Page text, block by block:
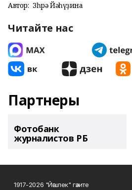
Автор: Зөһрә Йәһүҙина
Читайте нас
Партнеры
Фотобанк
журналистов РБ
1917-2026 "Йәшлек" гәзите